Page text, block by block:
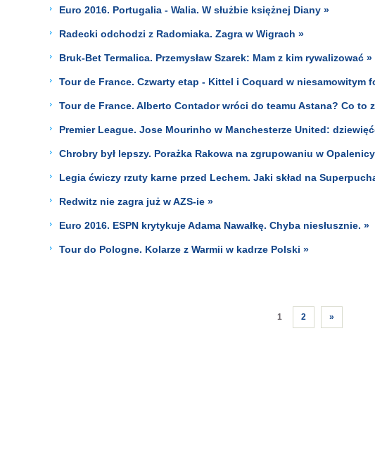
Euro 2016. Portugalia - Walia. W służbie księżnej Diany »
Radecki odchodzi z Radomiaka. Zagra w Wigrach »
Bruk-Bet Termalica. Przemysław Szarek: Mam z kim rywalizować »
Tour de France. Czwarty etap - Kittel i Coquard w niesamowitym
Tour de France. Alberto Contador wróci do teamu Astana? Co to
Premier League. Jose Mourinho w Manchesterze United:
Chrobry był lepszy. Porażka Rakowa na zgrupowaniu w
Legia ćwiczy rzuty karne przed Lechem. Jaki skład na
Redwitz nie zagra już w AZS-ie »
Euro 2016. ESPN krytykuje Adama Nawałkę. Chyba niesłusznie. »
Tour do Pologne. Kolarze z Warmii w kadrze Polski »
1 2 »